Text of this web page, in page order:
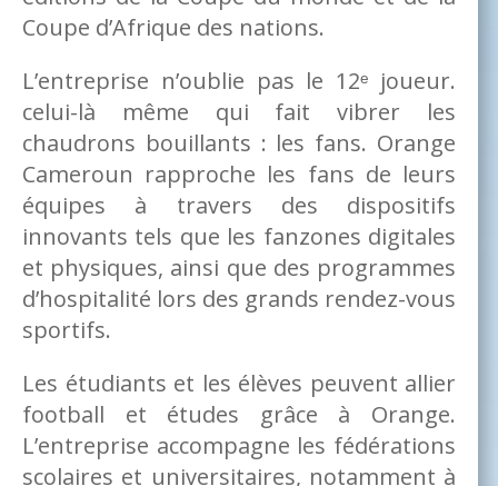
Coupe d’Afrique des nations.
L’entreprise n’oublie pas le 12ᵉ joueur.
celui-là même qui fait vibrer les
chaudrons bouillants : les fans. Orange
Cameroun rapproche les fans de leurs
équipes à travers des dispositifs
innovants tels que les fanzones digitales
et physiques, ainsi que des programmes
d’hospitalité lors des grands rendez-vous
sportifs.
Les étudiants et les élèves peuvent allier
football et études grâce à Orange.
L’entreprise accompagne les fédérations
scolaires et universitaires, notamment à